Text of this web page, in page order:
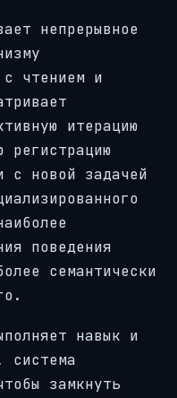
непрерывное
с чтением и
итерацию
регистрацию
с новой задачей
поведения
семантически
навык и
система
замкнуть